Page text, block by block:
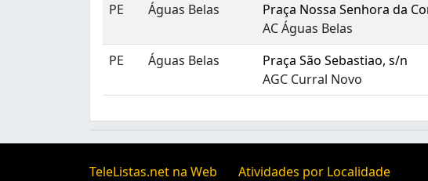
PE Águas Belas
Praça Nossa Senhora da
AC Águas Belas
PE Águas Belas
Praça São Sebastiao, s/n
AGC Curral Novo
TeleListas.net na Web Atividades por Localidade